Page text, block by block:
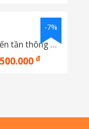
Quạt tuần hoàn biến tần thông minh Xiaomi Mijia Pro BPLDS20DM
đ
-7%